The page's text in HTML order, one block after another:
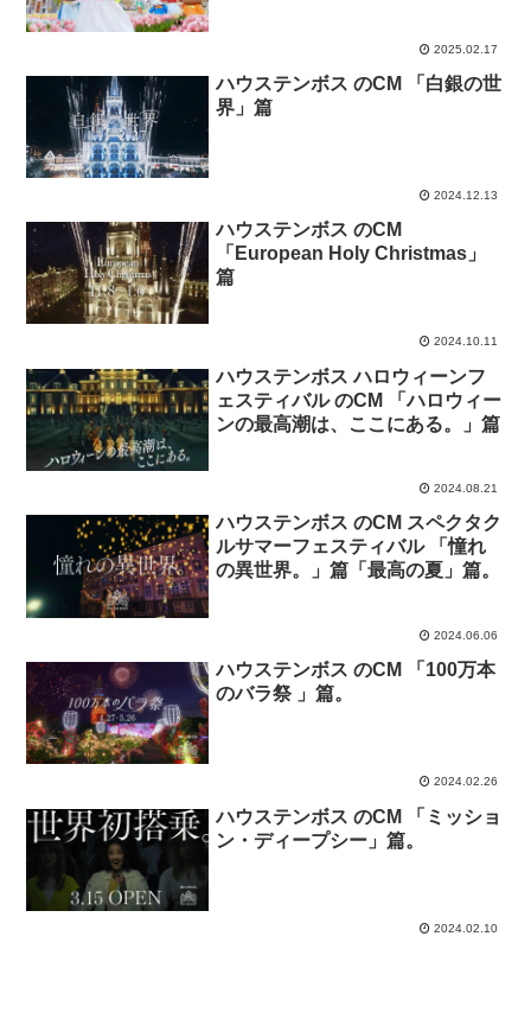
2025.02.17
ハウステンボス のCM 「白銀の世
界」篇
2024.12.13
ハウステンボス のCM
「European Holy Christmas」
篇
2024.10.11
ハウステンボス ハロウィーンフ
ェスティバル のCM 「ハロウィー
ンの最高潮は、ここにある。」篇
2024.08.21
ハウステンボス のCM スペクタク
ルサマーフェスティバル 「憧れ
の異世界。」篇「最高の夏」篇。
2024.06.06
ハウステンボス のCM 「100万本
のバラ祭 」篇。
2024.02.26
ハウステンボス のCM 「ミッショ
ン・ディープシー」篇。
2024.02.10